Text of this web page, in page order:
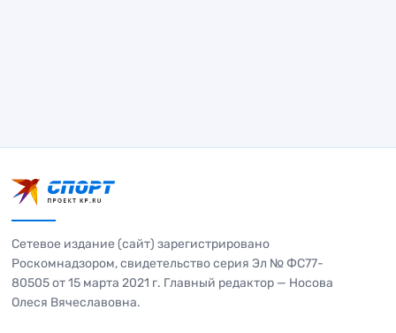
Сетевое издание (сайт) зарегистрировано
Роскомнадзором, свидетельство серия Эл № ФС77-
80505 от 15 марта 2021 г. Главный редактор — Носова
Олеся Вячеславовна.